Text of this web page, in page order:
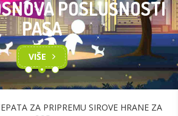
POSLUŠNOSTI
PASA
VIŠE